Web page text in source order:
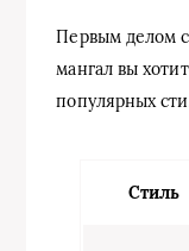
Первым делом
мангал вы
популярных
Стиль